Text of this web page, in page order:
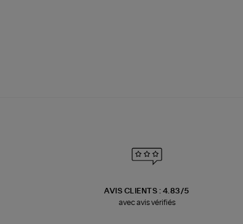
AVIS CLIENTS : 4.83/5
avec avis vérifiés